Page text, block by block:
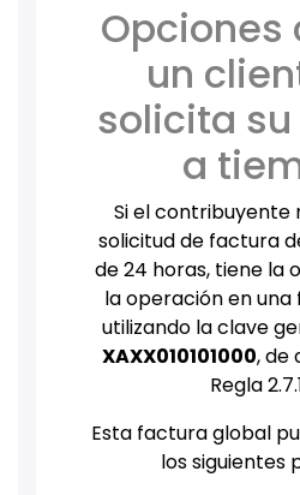
Opciones
un
solicita
a
Si el contribuyente
solicitud de factura
de 24 horas, tiene la
la operación en
utilizando la clave
XAXX010101000, de
Regla
Esta factura global
los siguientes